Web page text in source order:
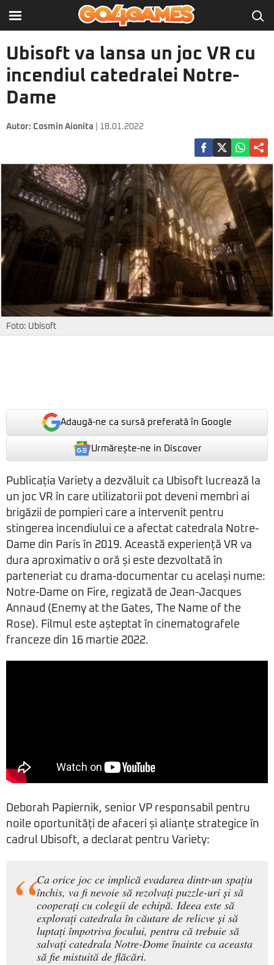
Ubisoft va lansa un joc VR cu
incendiul catedralei Notre-
Dame
Autor: Cosmin Aionita | 18.01.2022
Foto: Ubisoft
Adaugă-ne ca sursă preferată în Google
Urmărește-ne in Discover
Publicația Variety a dezvăluit ca Ubisoft lucrează la
un joc VR în care utilizatorii pot deveni membri ai
brigăzii de pompieri care a intervenit pentru
stingerea incendiului ce a afectat catedrala Notre-
Dame din Paris în 2019. Această experiență VR va
dura aproximativ o oră și este dezvoltată în
parteneriat cu drama-documentar cu același nume:
Notre-Dame on Fire, regizată de Jean-Jacques
Annaud (Enemy at the Gates, The Name of the
Rose). Filmul este așteptat în cinematografele
franceze din 16 martie 2022.
Deborah Papiernik, senior VP responsabil pentru
noile oportunități de afaceri și alianțe strategice în
cadrul Ubisoft, a declarat pentru Variety:
Ca orice joc ce implică evadarea dintr-un spațiu
închis, va fi nevoie să rezolvați puzzle-uri și să
cooperați cu colegii de echipă. Ideea este să
explorați catedrala în căutare de relicve și să
luptați împotriva focului, pentru că trebuie să
salvați catedrala Notre-Dome înainte ca aceasta
să fie mistuită de flăcări.